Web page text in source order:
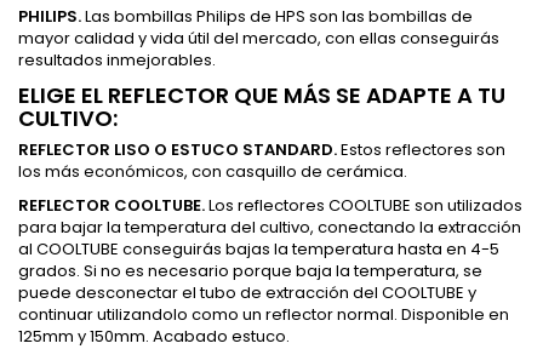
PHILIPS.Las bombillas Philips de HPS son las bombillas de
mayor calidad y vida útil del mercado, con ellas conseguirás
resultados inmejorables.
ELIGE EL REFLECTOR QUE MÁS SE ADAPTE A TU
CULTIVO:
REFLECTOR LISO O ESTUCO STANDARD.Estos reflectores son
los más económicos, con casquillo de cerámica.
REFLECTOR COOLTUBE.Los reflectores COOLTUBE son utilizados
para bajar la temperatura del cultivo, conectando la extracción
al COOLTUBE conseguirás bajas la temperatura hasta en 4-5
grados. Si no es necesario porque baja la temperatura, se
puede desconectar el tubo de extracción del COOLTUBE y
continuar utilizandolo como un reflector normal. Disponible en
125mm y 150mm. Acabado estuco.